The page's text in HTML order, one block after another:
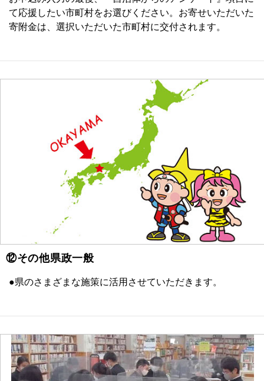
て応援したい市町村をお選びください。お寄せいただいた
寄附金は、選択いただいた市町村に交付されます。
⑫その他県政一般
●県のさまざまな施策に活用させていただきます。